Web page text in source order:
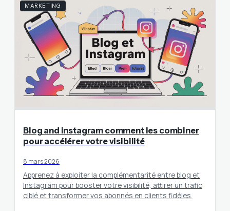
MARKETING
Blog and instagram comment les combiner
pour accélérer votre visibilité
8 mars 2026
Apprenez à exploiter la complémentarité entre blog et
Instagram pour booster votre visibilité, attirer un trafic
ciblé et transformer vos abonnés en clients fidèles.